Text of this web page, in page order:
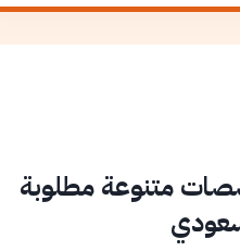
متنوعة مطلوبة